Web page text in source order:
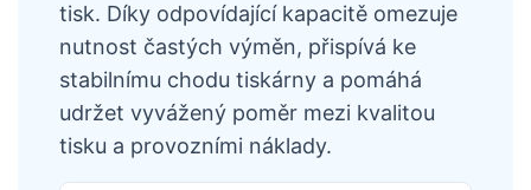
tisk. Díky odpovídající kapacitě omezuje
nutnost častých výměn, přispívá ke
stabilnímu chodu tiskárny a pomáhá
udržet vyvážený poměr mezi kvalitou
tisku a provozními náklady.